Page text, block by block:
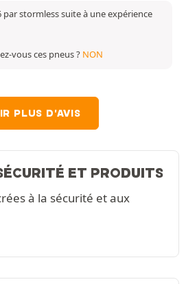
par stormless suite à une expérience
vous ces pneus ? NON
PLUS D'AVIS
ET PRODUITS
à la sécurité et aux